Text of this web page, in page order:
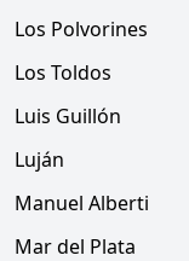
Los Polvorines
Los Toldos
Luis Guillón
Luján
Manuel Alberti
Mar del Plata